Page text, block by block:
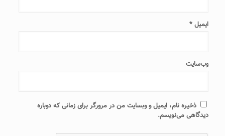
ایمیل *
وب‌سایت
ذخیره نام، ایمیل و وبسایت من در مرورگر برای زمانی که دوباره
دیدگاهی می‌نویسم.